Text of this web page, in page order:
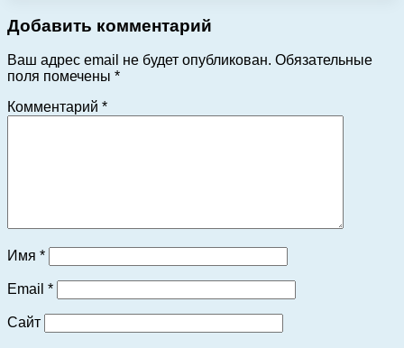
Добавить комментарий
Ваш адрес email не будет опубликован. Обязательные
поля помечены *
Комментарий *
Имя *
Email *
Сайт